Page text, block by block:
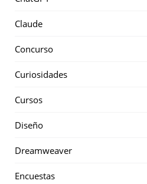
Claude
Concurso
Curiosidades
Cursos
Diseño
Dreamweaver
Encuestas